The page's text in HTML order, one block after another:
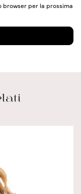
browser per la prossima